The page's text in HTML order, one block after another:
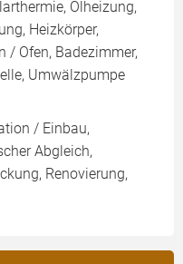
Ölheizung,
Heizkörper,
/ Ofen, Badezimmer,
Umwälzpumpe
/ Einbau,
Abgleich,
Renovierung,